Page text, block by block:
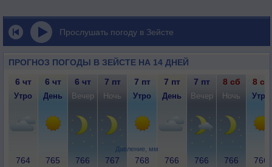
Прослушать погоду в Зейсте
ПРОГНОЗ ПОГОДЫ В ЗЕЙСТЕ НА 14 ДНЕЙ
Давление, мм
6 чт 6 чт 6 чт 7 пт 7 пт 7 пт 7 пт 8 сб 8 сб
Утро День Вечер Ночь Утро День Вечер Ночь Утро
764 765 766 767 768 766 766 766 766